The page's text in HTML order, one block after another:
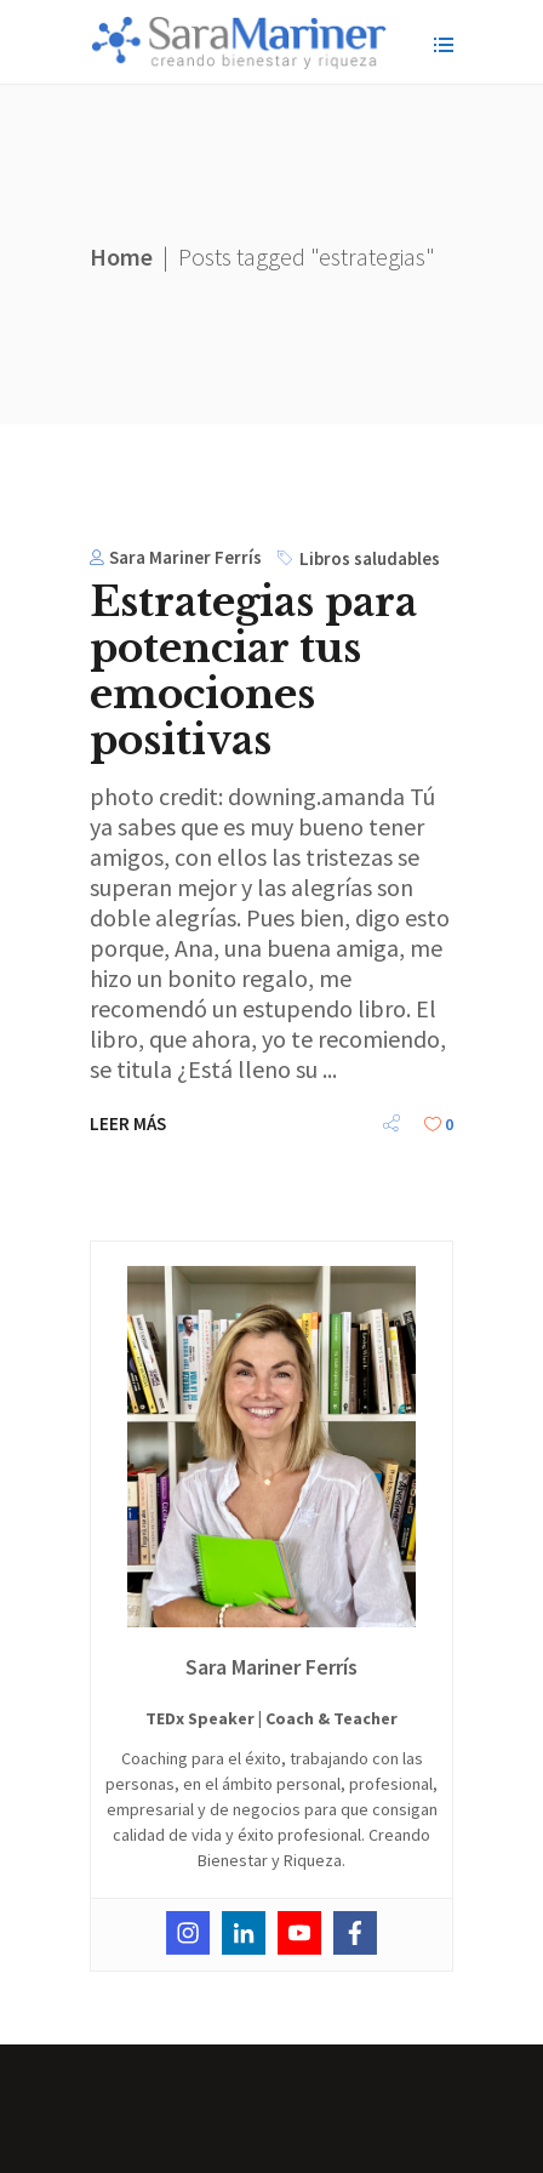
Home | Posts tagged "estrategias"
Sara Mariner Ferrís Libros saludables
Estrategias para
potenciar tus
emociones
positivas
photo credit: downing.amanda Tú
ya sabes que es muy bueno tener
amigos, con ellos las tristezas se
superan mejor y las alegrías son
doble alegrías. Pues bien, digo esto
porque, Ana, una buena amiga, me
hizo un bonito regalo, me
recomendó un estupendo libro. El
libro, que ahora, yo te recomiendo,
se titula ¿Está lleno su
LEER MÁS 0
Sara Mariner Ferrís
TEDx Speaker | Coach & Teacher
Coaching para el éxito, trabajando con las
personas, en el ámbito personal, profesional,
empresarial y de negocios para que consigan
calidad de vida y éxito profesional. Creando
Bienestar y Riqueza.